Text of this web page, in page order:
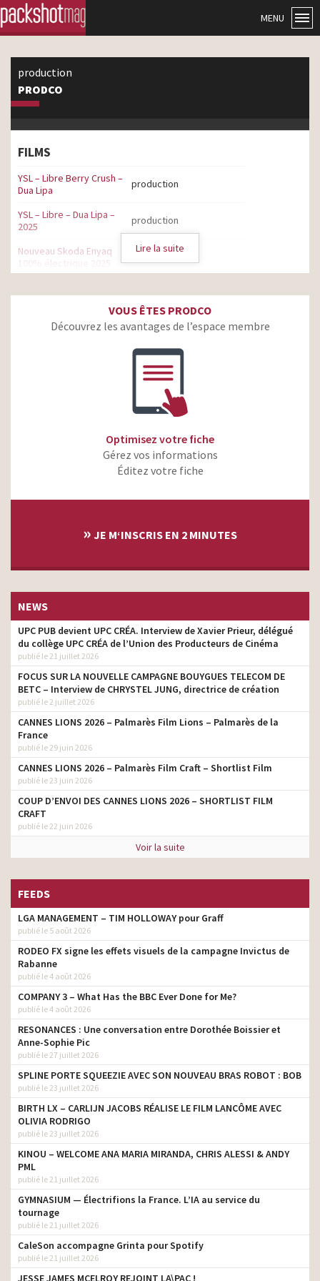
MENU
production
PRODCO
FILMS
YSL – Libre Berry Crush –
Dua Lipa
production
YSL – Libre – Dua Lipa –
2025
production
Nouveau Skoda Enyaq
100% électrique 2025
banque tenait dans votre production
production
production
Lire la suite
VOUS ÊTES PRODCO
Découvrez les avantages de l’espace membre
Optimisez votre fiche
Gérez vos informations
Éditez votre fiche
» JE M‘INSCRIS EN 2 MINUTES
NEWS
UPC PUB devient UPC CRÉA. Interview de Xavier Prieur, délégué
du collège UPC CRÉA de l’Union des Producteurs de Cinéma
publié le 21 juillet 2026
FOCUS SUR LA NOUVELLE CAMPAGNE BOUYGUES TELECOM DE
BETC – Interview de CHRYSTEL JUNG, directrice de création
publié le 2 juillet 2026
CANNES LIONS 2026 – Palmarès Film Lions – Palmarès de la
France
publié le 29 juin 2026
CANNES LIONS 2026 – Palmarès Film Craft – Shortlist Film
publié le 23 juin 2026
COUP D’ENVOI DES CANNES LIONS 2026 – SHORTLIST FILM
CRAFT
publié le 22 juin 2026
Voir la suite
FEEDS
LGA MANAGEMENT – TIM HOLLOWAY pour Graff
publié le 5 août 2026
RODEO FX signe les effets visuels de la campagne Invictus de
Rabanne
publié le 4 août 2026
COMPANY 3 – What Has the BBC Ever Done for Me?
publié le 4 août 2026
RESONANCES : Une conversation entre Dorothée Boissier et
Anne-Sophie Pic
publié le 27 juillet 2026
SPLINE PORTE SQUEEZIE AVEC SON NOUVEAU BRAS ROBOT : BOB
publié le 23 juillet 2026
BIRTH LX – CARLIJN JACOBS RÉALISE LE FILM LANCÔME AVEC
OLIVIA RODRIGO
publié le 23 juillet 2026
KINOU – WELCOME ANA MARIA MIRANDA, CHRIS ALESSI & ANDY
PML
publié le 21 juillet 2026
GYMNASIUM — Électrifions la France. L’IA au service du
tournage
publié le 21 juillet 2026
CaleSon accompagne Grinta pour Spotify
publié le 21 juillet 2026
JESSE JAMES MCELROY REJOINT LA\PAC !